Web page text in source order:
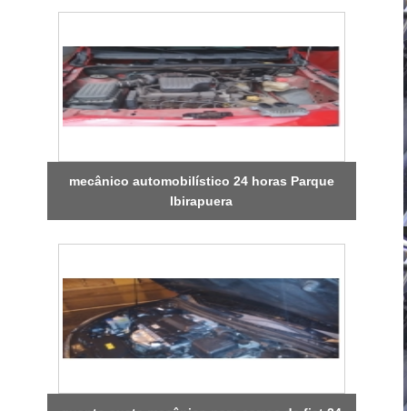
mecânico automobilístico 24 horas Parque
Ibirapuera